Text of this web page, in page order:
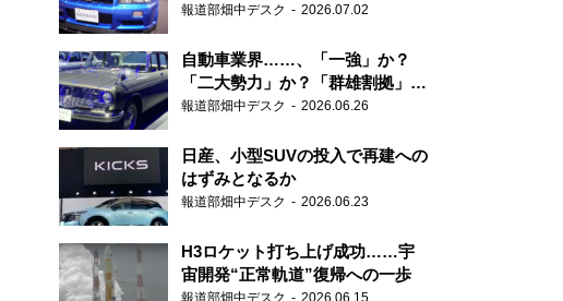
報道部畑中デスク 2026.07.02
自動車業界……、「一強」か？
「二大勢力」か？「群雄割拠」
か？
報道部畑中デスク 2026.06.26
日産、小型SUVの投入で再建への
はずみとなるか
報道部畑中デスク 2026.06.23
H3ロケット打ち上げ成功……宇
宙開発“正常軌道”復帰への一歩
報道部畑中デスク 2026.06.15